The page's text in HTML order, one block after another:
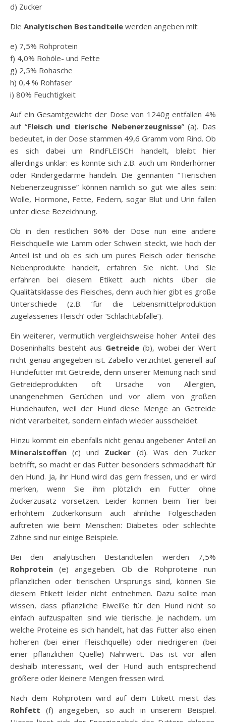
d) Zucker
Die Analytischen Bestandteile werden angeben mit:
e) 7,5% Rohprotein
f) 4,0% Rohöle- und Fette
g) 2,5% Rohasche
h) 0,4 % Rohfaser
i) 80% Feuchtigkeit
Auf ein Gesamtgewicht der Dose von 1240g entfallen 4%
auf “Fleisch und tierische Nebenerzeugnisse” (a). Das
bedeutet, in der Dose stammen 49,6 Gramm vom Rind. Ob
es sich dabei um RindFLEISCH handelt, bleibt hier
allerdings unklar: es könnte sich z.B. auch um Rinderhörner
oder Rindergedärme handeln. Die gennanten “Tierischen
Nebenerzeugnisse” können nämlich so gut wie alles sein:
Wolle, Hormone, Fette, Federn, sogar Blut und Urin fallen
unter diese Bezeichnung.
Ob in den restlichen 96% der Dose nun eine andere
Fleischquelle wie Lamm oder Schwein steckt, wie hoch der
Anteil ist und ob es sich um pures Fleisch oder tierische
Nebenprodukte handelt, erfahren Sie nicht. Und Sie
erfahren bei diesem Etikett auch nichts über die
Qualitätsklasse des Fleisches, denn auch hier gibt es große
Unterschiede (z.B. ‘für die Lebensmittelproduktion
zugelassenes Fleisch’ oder ‘Schlachtabfälle’).
Ein weiterer, vermutlich vergleichsweise hoher Anteil des
Doseninhalts besteht aus Getreide (b), wobei der Wert
nicht genau angegeben ist. Zabello verzichtet generell auf
Hundefutter mit Getreide, denn unserer Meinung nach sind
Getreideprodukten oft Ursache von Allergien,
unangenehmen Gerüchen und vor allem von großen
Hundehaufen, weil der Hund diese Menge an Getreide
nicht verarbeitet, sondern einfach wieder ausscheidet.
Hinzu kommt ein ebenfalls nicht genau angebener Anteil an
Mineralstoffen (c) und Zucker (d). Was den Zucker
betrifft, so macht er das Futter besonders schmackhaft für
den Hund. Ja, ihr Hund wird das gern fressen, und er wird
merken, wenn Sie ihm plötzlich ein Futter ohne
Zuckerzusatz vorsetzen. Leider können beim Tier bei
erhöhtem Zuckerkonsum auch ähnliche Folgeschäden
auftreten wie beim Menschen: Diabetes oder schlechte
Zähne sind nur einige Beispiele.
Bei den analytischen Bestandteilen werden 7,5%
Rohprotein (e) angegeben. Ob die Rohproteine nun
pflanzlichen oder tierischen Ursprungs sind, können Sie
diesem Etikett leider nicht entnehmen. Dazu sollte man
wissen, dass pflanzliche Eiweiße für den Hund nicht so
einfach aufzuspalten sind wie tierische. Je nachdem, um
welche Proteine es sich handelt, hat das Futter also einen
höheren (bei einer Fleischquelle) oder niedrigeren (bei
einer pflanzlichen Quelle) Nährwert. Das ist vor allen
deshalb interessant, weil der Hund auch entsprechend
größere oder kleinere Mengen fressen wird.
Nach dem Rohprotein wird auf dem Etikett meist das
Rohfett (f) angegeben, so auch in unserem Beispiel.